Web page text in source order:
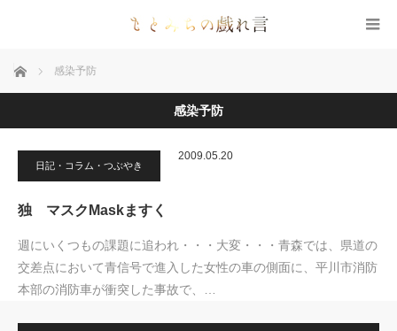
ホーム 感染予防
感染予防
日記・コラム・つぶやき
2009.05.20
独 マスクMaskますく
週にいくつもの課題に追われ・・・大変・・・青森では、県道の
交差点において青信号で進入した女性の車の側面に、平川市消防
本部の消防車が衝突した事故で、…